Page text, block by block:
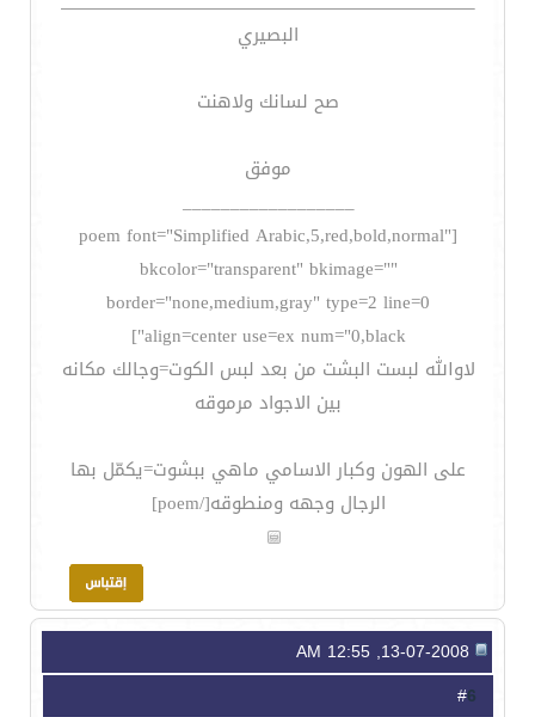
البصيري
صح لسانك ولاهنت
موفق
__________________
[poem font="Simplified Arabic,5,red,bold,normal"
bkcolor="transparent" bkimage=""
border="none,medium,gray" type=2 line=0
align=center use=ex num="0,black"]
لاوالله لبست البشت من بعد لبس الكوت=وجالك مكانه
بين الاجواد مرموقه
على الهون وكبار الاسامي ماهي ببشوت=يكمّل بها
الرجال وجهه ومنطوقه[/poem]
6